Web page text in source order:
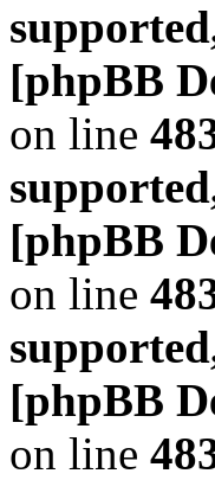
[phpBB
on line
[phpBB
on line
[phpBB
on line